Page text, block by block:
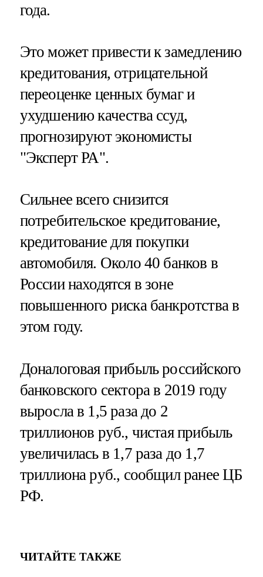
года.
Это может привести к замедлению
кредитования, отрицательной
переоценке ценных бумаг и
ухудшению качества ссуд,
прогнозируют экономисты
"Эксперт РА".
Сильнее всего снизится
потребительское кредитование,
кредитование для покупки
автомобиля. Около 40 банков в
России находятся в зоне
повышенного риска банкротства в
этом году.
Доналоговая прибыль российского
банковского сектора в 2019 году
выросла в 1,5 раза до 2
триллионов руб., чистая прибыль
увеличилась в 1,7 раза до 1,7
триллиона руб., сообщил ранее ЦБ
РФ.
ЧИТАЙТЕ ТАКЖЕ